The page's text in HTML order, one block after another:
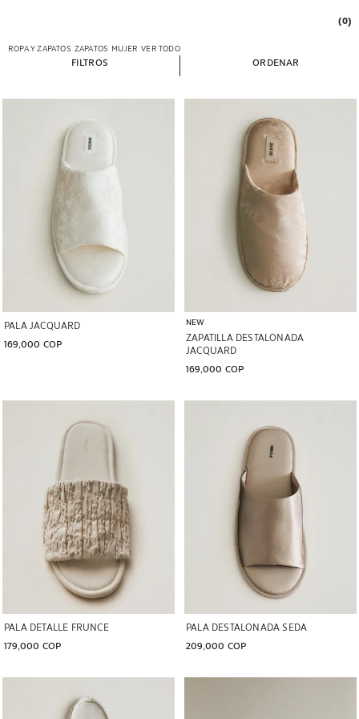
(0)
ROPA Y ZAPATOS ZAPATOS MUJER VER TODO
FILTROS ORDENAR
PALA JACQUARD
169,000 COP
Imagen cambiada a 1 de 6
NEW
ZAPATILLA DESTALONADA
JACQUARD
169,000 COP
Imagen cambiada a 1 de 4
PALA DETALLE FRUNCE
179,000 COP
Imagen cambiada a 1 de 6
PALA DESTALONADA SEDA
209,000 COP
Imagen cambiada a 1 de 6
Imagen cambiada a 1 de 6 Imagen cambiada a 1 de 5